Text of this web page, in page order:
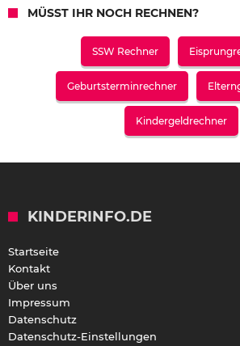
MÜSST IHR NOCH RECHNEN?
SSW Rechner
Geburtsterminrechner
Kindergeldrechner
KINDERINFO.DE
Startseite
Kontakt
Über uns
Impressum
Datenschutz
Datenschutz-Einstellungen